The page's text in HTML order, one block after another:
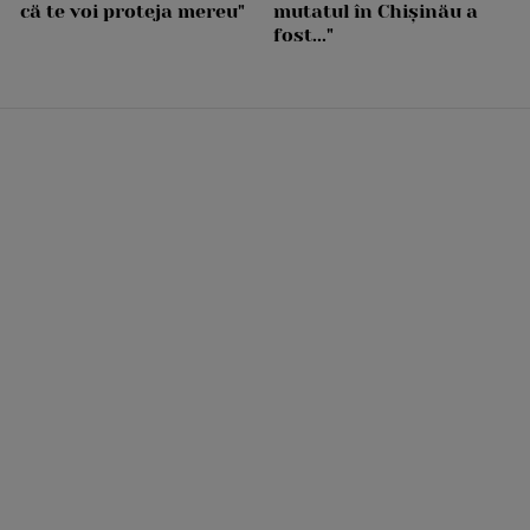
că te voi proteja mereu"
mutatul în Chișinău a
fost..."